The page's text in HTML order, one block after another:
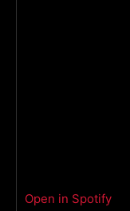
Open in Spotify